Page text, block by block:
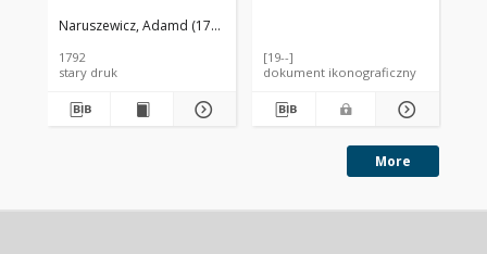
pierwszego kamienia
na Kościół Opatrznosci
maia na placu
Uiazdowskim miany
Naruszewicz, Adamd (1733-1796)
1792
stary druk
[19--]
dokument ikonograficzny
More